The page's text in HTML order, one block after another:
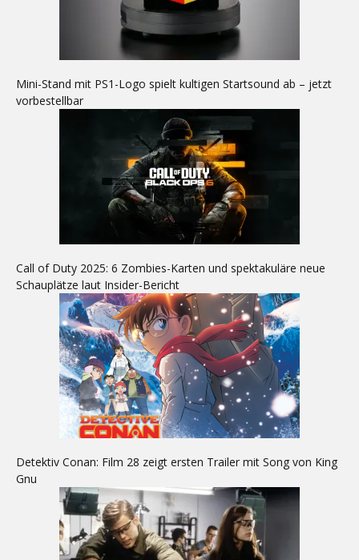
Mini-Stand mit PS1-Logo spielt kultigen Startsound ab – jetzt
vorbestellbar
Call of Duty 2025: 6 Zombies-Karten und spektakuläre neue
Schauplätze laut Insider-Bericht
Detektiv Conan: Film 28 zeigt ersten Trailer mit Song von King
Gnu